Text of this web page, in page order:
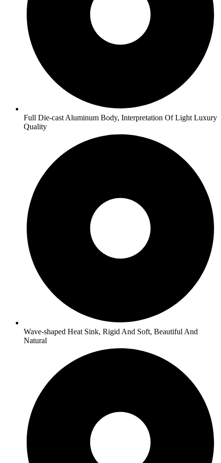
Full Die-cast Aluminum Body, Interpretation Of Light Luxury
Quality
Wave-shaped Heat Sink, Rigid And Soft, Beautiful And
Natural